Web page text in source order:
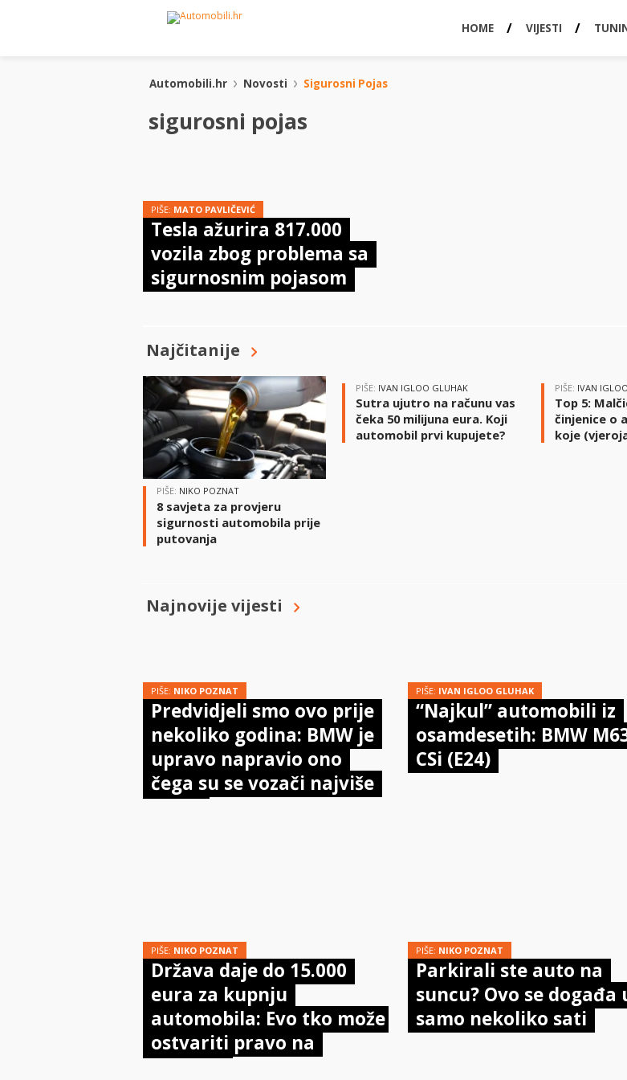
HOME VIJESTI
Automobili.hr Novosti Sigurosni Pojas
sigurosni pojas
PIŠE: MATO PAVLIČEVIĆ
Tesla ažurira 817.000
vozila zbog problema sa
sigurnosnim pojasom
Najčitanije
PIŠE: NIKO POZNAT
8 savjeta za provjeru
sigurnosti automobila prije
putovanja
PIŠE: IVAN IGLOO GLUHAK
Sutra ujutro na računu vas
čeka 50 milijuna eura. Koji
automobil prvi kupujete?
PIŠE: IVAN
Top 5:
činjenice o
koje
Najnovije vijesti
PIŠE: NIKO POZNAT
Predvidjeli smo ovo prije
nekoliko godina: BMW je
upravo napravio ono
čega su se vozači najviše
bojali
PIŠE: IVAN IGLOO GLUHAK
“Najkul” automobili iz
osamdesetih: BMW
CSi (E24)
PIŠE: NIKO POZNAT
Država daje do 15.000
eura za kupnju
automobila: Evo tko može
ostvariti pravo na
potporu
PIŠE: NIKO POZNAT
Parkirali ste auto na
suncu? Ovo se događa
samo nekoliko sati